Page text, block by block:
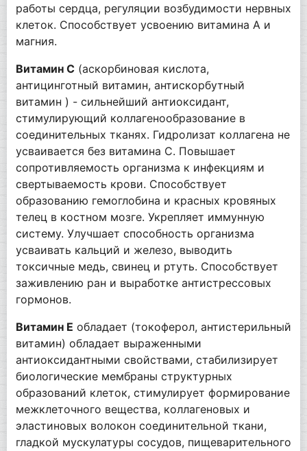
работы сердца, регуляции возбудимости нервных
клеток. Способствует усвоению витамина А и
магния.
Витамин С(аскорбиновая кислота,
антицинготный витамин, антискорбутный
витамин ) - сильнейший антиоксидант,
стимулирующий коллагенообразование в
соединительных тканях. Гидролизат коллагена не
усваивается без витамина С. Повышает
сопротивляемость организма к инфекциям и
свертываемость крови. Способствует
образованию гемоглобина и красных кровяных
телец в костном мозге. Укрепляет иммунную
систему. Улучшает способность организма
усваивать кальций и железо, выводить
токсичные медь, свинец и ртуть. Способствует
заживлению ран и выработке антистрессовых
гормонов.
Витамин E обладает (токоферол, антистерильный
витамин) обладает выраженными
антиоксидантными свойствами, стабилизирует
биологические мембраны структурных
образований клеток, стимулирует формирование
межклеточного вещества, коллагеновых и
эластиновых волокон соединительной ткани,
гладкой мускулатуры сосудов, пищеварительного